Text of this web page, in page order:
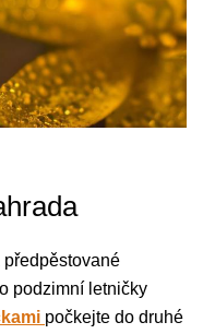
předpěstované
podzimní letničky
počkejte do druhé